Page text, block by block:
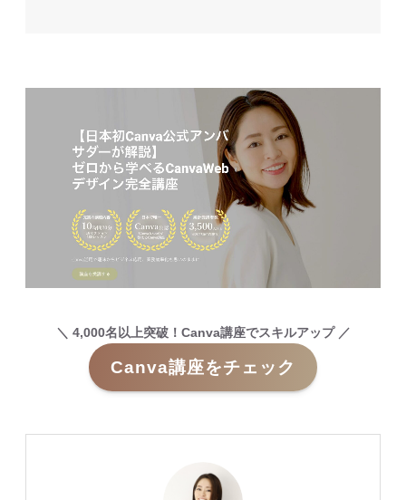
＼ 4,000名以上突破！Canva講座でスキルアップ ／
Canva講座をチェック